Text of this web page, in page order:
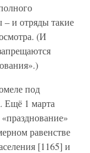
– и отряды такие
(И
под
Ещё 1 марта
равенстве
[1165] и